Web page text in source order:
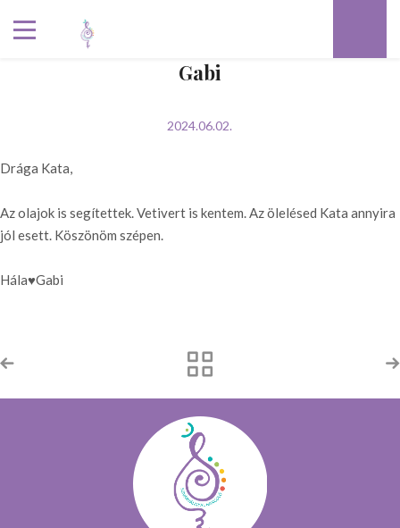
Gabi
2024.06.02.
Drága Kata,
Az olajok is segítettek. Vetivert is kentem. Az ölelésed Kata annyira
jól esett. Köszönöm szépen.
Hála♥️Gabi